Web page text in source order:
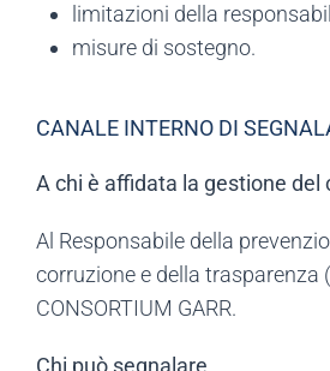
limitazioni della
misure di sostegno.
CANALE INTERNO DI
A chi è affidata la gestione del
Al Responsabile della
corruzione e della trasparenza
CONSORTIUM GARR.
Chi può segnalare